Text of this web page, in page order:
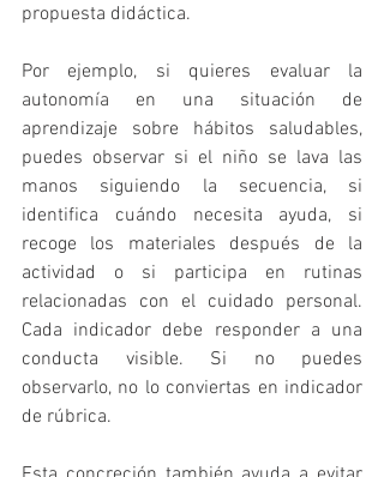
propuesta didáctica.
Por ejemplo, si quieres evaluar la
autonomía en una situación de
aprendizaje sobre hábitos saludables,
puedes observar si el niño se lava las
manos siguiendo la secuencia, si
identifica cuándo necesita ayuda, si
recoge los materiales después de la
actividad o si participa en rutinas
relacionadas con el cuidado personal.
Cada indicador debe responder a una
conducta visible. Si no puedes
observarlo, no lo conviertas en indicador
de rúbrica.